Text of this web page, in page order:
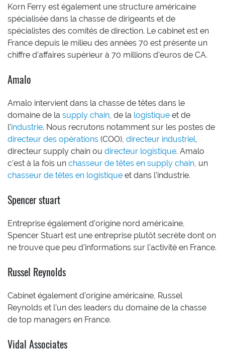
Korn Ferry est également une structure américaine
spécialisée dans la chasse de dirigeants et de
spécialistes des comités de direction. Le cabinet est en
France depuis le milieu des années 70 est présente un
chiffre d’affaires supérieur à 70 millions d’euros de CA.
Amalo
Amalo intervient dans la chasse de têtes dans le
domaine de la supply chain, de la logistique et de
l’industrie. Nous recrutons notamment sur les postes de
directeur des opérations (COO), directeur industriel,
directeur supply chain ou directeur logistique. Amalo
c’est à la fois un chasseur de têtes en supply chain, un
chasseur de têtes en logistique et dans l’industrie.
Spencer stuart
Entreprise également d’origine nord américaine,
Spencer Stuart est une entreprise plutôt secrète dont on
ne trouve que peu d’informations sur l’activité en France.
Russel Reynolds
Cabinet également d’origine américaine, Russel
Reynolds et l’un des leaders du domaine de la chasse
de top managers en France.
Vidal Associates